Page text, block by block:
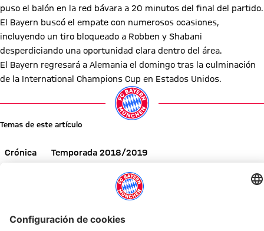
puso el balón en la red bávara a 20 minutos del final del partido.
El Bayern buscó el empate con numerosos ocasiones,
incluyendo un tiro bloqueado a Robben y Shabani
desperdiciando una oportunidad clara dentro del área.
El Bayern regresará a Alemania el domingo tras la culminación
de la International Champions Cup en Estados Unidos.
Temas de este artículo
Crónica
Temporada 2018/2019
Primer equipo